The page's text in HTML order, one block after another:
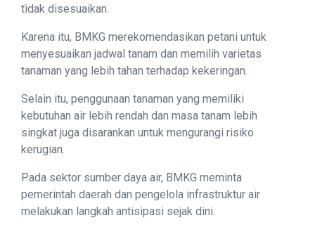
tidak disesuaikan.
Karena itu, BMKG merekomendasikan petani untuk
menyesuaikan jadwal tanam dan memilih varietas
tanaman yang lebih tahan terhadap kekeringan.
Selain itu, penggunaan tanaman yang memiliki
kebutuhan air lebih rendah dan masa tanam lebih
singkat juga disarankan untuk mengurangi risiko
kerugian.
Pada sektor sumber daya air, BMKG meminta
pemerintah daerah dan pengelola infrastruktur air
melakukan langkah antisipasi sejak dini.